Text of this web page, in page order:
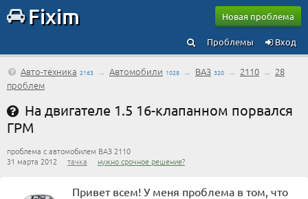
Fixim Новая проблема
Вход
Проблемы
Авто-техника 2163 → Автомобили 1028 → ВАЗ 320 → 2110 → 28
проблем
На двигателе 1.5 16-клапанном порвался
ГРМ
проблема с автомобилем ВАЗ 2110
31 марта 2012 тачка нужно срочное решение?
Привет всем! У меня проблема в том, что